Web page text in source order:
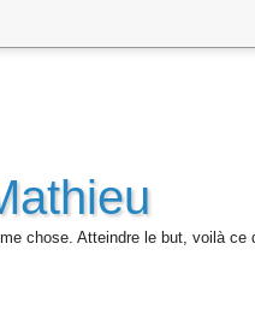
chose. Atteindre le but, voilà ce